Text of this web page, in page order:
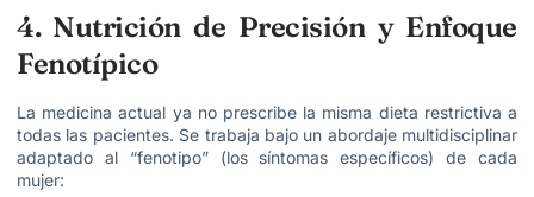
4. Nutrición de Precisión y Enfoque
Fenotípico
La medicina actual ya no prescribe la misma dieta restrictiva a
todas las pacientes. Se trabaja bajo un abordaje multidisciplinar
adaptado al “fenotipo” (los síntomas específicos) de cada
mujer: